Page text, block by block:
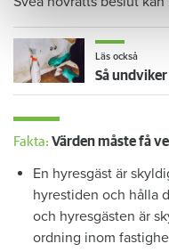
Läs också
Fakta: Värden måste få
En hyresgäst är
hyrestiden och hålla
och hyresgästen är
ordning inom